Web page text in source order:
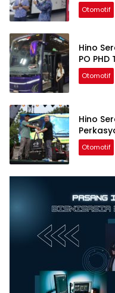
Otomotif
Hino
PO
Otomotif
Hino
Otomotif